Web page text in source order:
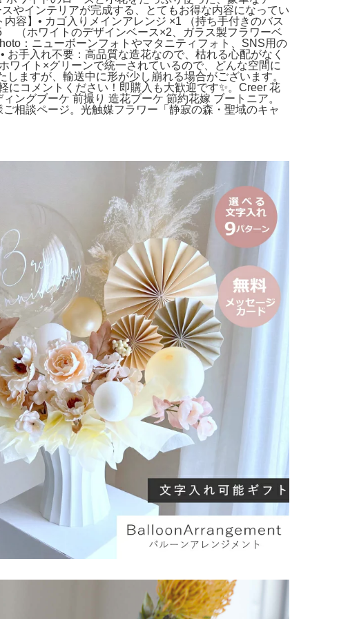
やインテリアが完成する、とてもお得な内容になってい
容】• カゴ入りメインアレンジ ×1 （持ち手付きのバス
（ホワイトのデザインベース×2、ガラス製フラワーベ
：ニューボーンフォトやマタニティフォト、SNS用の
手入れ不要：高品質な造花なので、枯れる心配がなく
ワイト×グリーンで統一されているので、どんな空間に
ますが、輸送中に形が少し崩れる場合がございます。
コメントください！即購入も大歓迎です✨。Creer 花
ングブーケ 前撮り 造花ブーケ 節約花嫁 ブートニア。
相談ページ。光触媒フラワー「静寂の森・聖域のキャ